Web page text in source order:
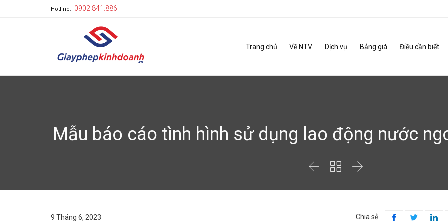
Hotline: 0902.841.886
Trang chủ Về NTV Dịch vụ Bảng giá Điều cần biết
Mẫu báo cáo tình hình sử dụng lao động nước
  
9 Tháng 6, 2023 Chia sẻ   